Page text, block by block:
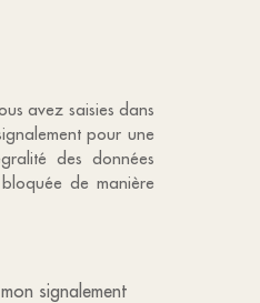
avez saisies dans
pour une
des données
de manière
signalement